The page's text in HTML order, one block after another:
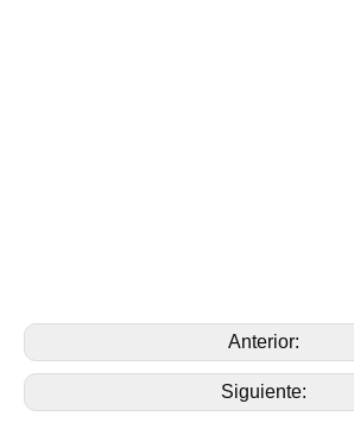
Anterior:
Siguiente: